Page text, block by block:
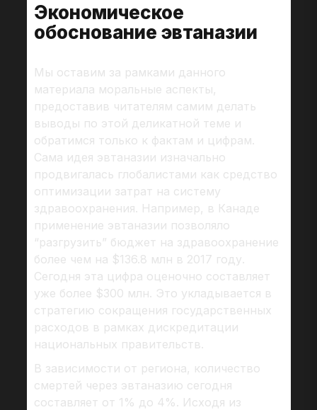
Экономическое
обоснование эвтаназии
Мы оставим за рамками данного
материала моральные аспекты,
предоставив читателям самим делать
выводы по этой деликатной теме и
обратимся только к фактам и цифрам.
Сама идея эвтаназии изначально
продвигалась глобалистами как средство
оптимизации затрат на систему
здравоохранения. Например, в Канаде
применение эвтаназии позволяло
“разгрузить” бюджет на здравоохранение
более чем на $136.8 млн в 2017 году.
Сегодня эта цифра оценочно составляет
уже более $300 млн. Это укладывается в
стратегию сокращения государственных
расходов в рамках дискредитации
национальных правительств.
В зависимости от региона, количество
смертей через эвтаназию сегодня
составляет от 1% до 4%. Исходя из